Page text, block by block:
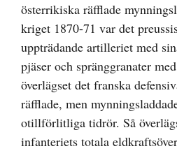
österrikiska räfflade
kriget 1870-71 var det
uppträdande artilleriet med
pjäser och spränggranater
överlägset det franska
räfflade, men
otillförlitliga tidrör. Så
infanteriets totala